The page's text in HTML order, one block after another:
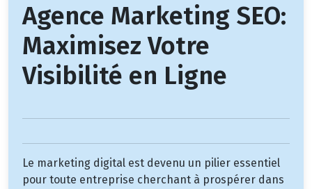
Agence Marketing SEO:
Maximisez Votre
Visibilité en Ligne
Le marketing digital est devenu un pilier essentiel
pour toute entreprise cherchant à prospérer dans